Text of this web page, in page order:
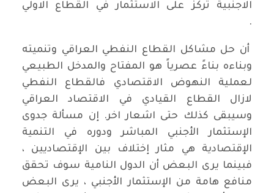
الاجنبية تركز على الاستثمار في القطاع الاولي
.
أن حل مشاكل القطاع النفطي العراقي وتنميته
وبناءه بناءً عصرياً هو المفتاح والمدخل الطبيعي
لعملية النهوض الاقتصادي فالقطاع النفطي
لازال القطاع القيادي في الاقتصاد العراقي
وسيبقى كذلك حتى اشعار اخر. إن مسألة جدوى
الإستثمار الأجنبي المباشر ودوره في التنمية
الإقتصادية هي مثار إختلاف بين الإقتصاديين ،
فبينما يرى البعض أن الدول النامية سوف تحقق
منافع هامة من الإستثمار الأجنبي ، يرى البعض